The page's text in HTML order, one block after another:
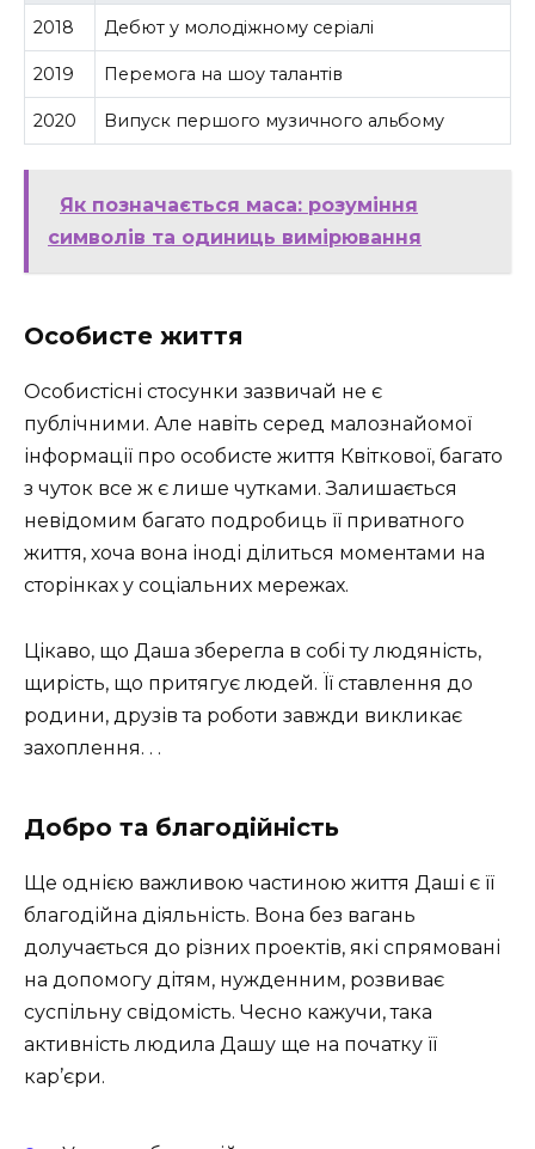
2018 Дебют у молодіжному серіалі
2019 Перемога на шоу талантів
2020 Випуск першого музичного альбому
Як позначається маса: розуміння
символів та одиниць вимірювання
Особисте життя
Особистісні стосунки зазвичай не є
публічними. Але навіть серед малознайомої
інформації про особисте життя Квіткової, багато
з чуток все ж є лише чутками. Залишається
невідомим багато подробиць її приватного
життя, хоча вона іноді ділиться моментами на
сторінках у соціальних мережах.
Цікаво, що Даша зберегла в собі ту людяність,
щирість, що притягує людей. Її ставлення до
родини, друзів та роботи завжди викликає
захоплення. . .
Добро та благодійність
Ще однією важливою частиною життя Даші є її
благодійна діяльність. Вона без вагань
долучається до різних проектів, які спрямовані
на допомогу дітям, нужденним, розвиває
суспільну свідомість. Чесно кажучи, така
активність людила Дашу ще на початку її
кар’єри.